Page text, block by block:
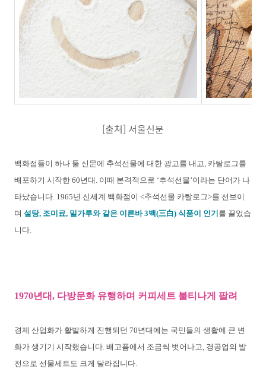
[출처] 서울신문
백화점들이 하나 둘 신문에 추석선물에 대한 광고를 내고, 카탈로그를
배포하기 시작한 60년대. 이때 본격적으로 ‘추석선물’이라는 단어가 나
타났습니다. 1965년 신세계 백화점이 <추석선물 카탈로그>를 선보이
며 설탕, 조미료, 밀가루와 같은 이른바 3백(三白) 식품이 인기 를 끌었습
니다.
1970년대, 다방문화 유행하며 커피세트 불티나게 팔려
경제 산업화가 활발하게 진행되던 70년대에는 국민들의 생활에 큰 변
화가 생기기 시작했습니다. 배고픔에서 조금씩 벗어나고, 경공업의 발
전으로 선물세트도 크게 달라집니다.